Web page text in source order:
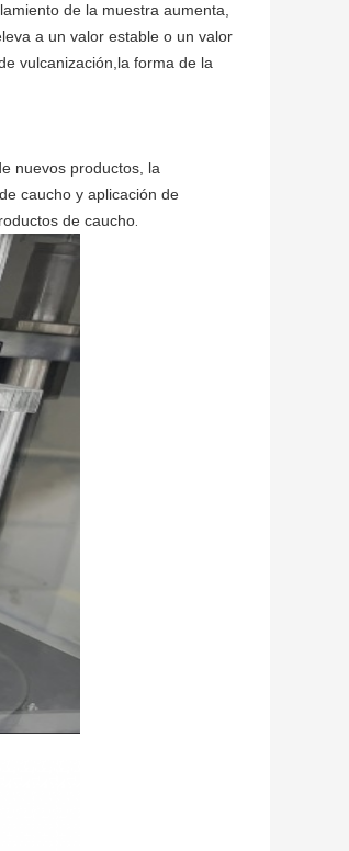
de la muestra aumenta,
a un valor estable o un valor
vulcanización,la forma de la
nuevos productos, la
caucho y aplicación de
de caucho.